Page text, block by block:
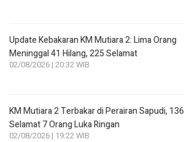
Update Kebakaran KM Mutiara 2: Lima Orang
Meninggal 41 Hilang, 225 Selamat
02/08/2026 | 20:32 WIB
KM Mutiara 2 Terbakar di Perairan Sapudi, 136
Selamat 7 Orang Luka Ringan
02/08/2026 | 19:22 WIB